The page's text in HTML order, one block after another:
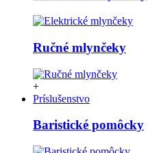
Ručné mlynčeky
+
Príslušenstvo
Baristické pomôcky